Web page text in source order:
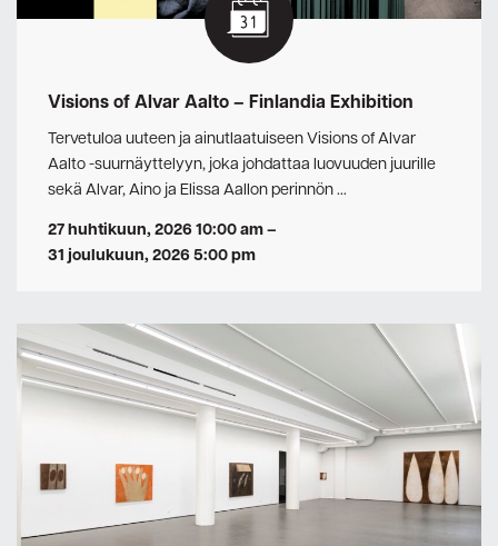
Visions of Alvar Aalto – Finlandia Exhibition
Tervetuloa uuteen ja ainutlaatuiseen Visions of Alvar
Aalto -suurnäyttelyyn, joka johdattaa luovuuden juurille
sekä Alvar, Aino ja Elissa Aallon perinnön …
27 huhtikuun, 2026 10:00 am–
31 joulukuun, 2026 5:00 pm